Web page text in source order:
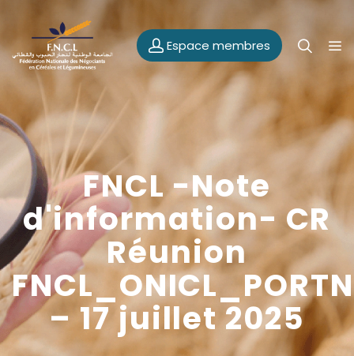
Espace membres
FNCL -Note
d'information- CR
Réunion
– 17 juillet 2025